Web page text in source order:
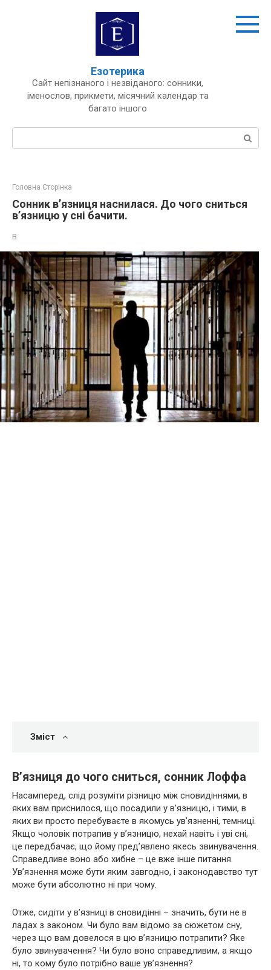
Езотерика
Сайт непізнаного і незвіданого: сонники,
іменослов, прикмети, місячний календар та
багато іншого
Пошук:
Головна Сторінка
Сонник в’язниця наснилася. До чого сниться
в’язницю у сні бачити.
В
Зміст
В’язниця до чого сниться, сонник Лоффа
Насамперед, слід розуміти різницю між сновидіннями, в
яких вам приснилося, що посадили у в’язницю, і тими, в
яких ви просто перебуваєте в якомусь ув’язненні, темниці.
Якщо чоловік потрапив у в’язницю, нехай навіть і уві сні,
це передбачає, що йому пред’явлено якесь звинувачення.
Справедливе воно або хибне – це вже інше питання.
Ув’язнення може бути яким завгодно, і законодавство тут
може бути абсолютно ні при чому.
Отже, сидіти у в’язниці в сновидінні – значить, бути не в
ладах з законом. Чи було вам відомо за сюжетом сну,
через що вам довелося в цю в’язницю потрапити? Яке
було звинувачення? Чи було воно справедливим, а якщо
ні, то кому було потрібно ваше ув’язнення?